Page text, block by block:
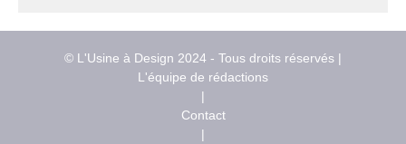
© L'Usine à Design 2024 - Tous droits réservés |
L'équipe de rédactions
|
Contact
|